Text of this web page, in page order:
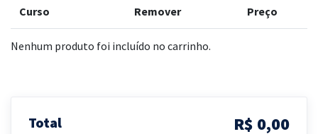
Curso Remover Preço
Nenhum produto foi incluído no carrinho.
Total R$ 0,00